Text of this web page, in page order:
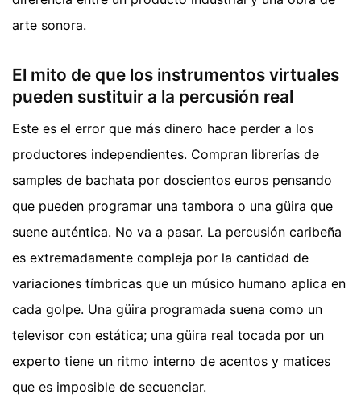
arte sonora.
El mito de que los instrumentos virtuales
pueden sustituir a la percusión real
Este es el error que más dinero hace perder a los
productores independientes. Compran librerías de
samples de bachata por doscientos euros pensando
que pueden programar una tambora o una güira que
suene auténtica. No va a pasar. La percusión caribeña
es extremadamente compleja por la cantidad de
variaciones tímbricas que un músico humano aplica en
cada golpe. Una güira programada suena como un
televisor con estática; una güira real tocada por un
experto tiene un ritmo interno de acentos y matices
que es imposible de secuenciar.